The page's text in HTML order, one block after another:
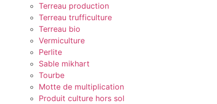
Terreau production
Terreau trufficulture
Terreau bio
Vermiculture
Perlite
Sable mikhart
Tourbe
Motte de multiplication
Produit culture hors sol